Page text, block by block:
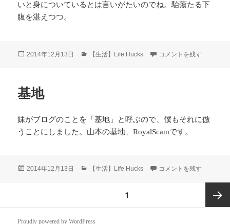
いと身についているとは言いがたいのでね。駘蕩たる下
腹を湛えつつ。
投
2014年12月13日
カ【生活】Life Hucks リグマスターに俺はなる
コメントを残す
基地
妹がブログのことを「基地」と呼ぶので、僕もそれに倣
うことにしました。山本の基地、RoyalScamです。
投
2014年12月13日
カ【生活】Life Hucks 基地 に
コメントを残す
1
Proudly powered by WordPress